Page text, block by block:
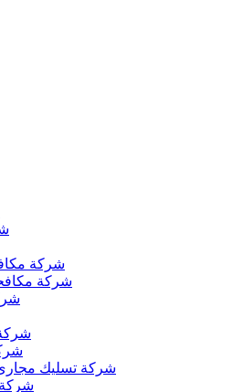
شركة مكافحة
شركة مكافحة
شركة
شركة تسليك مجارى
شركة